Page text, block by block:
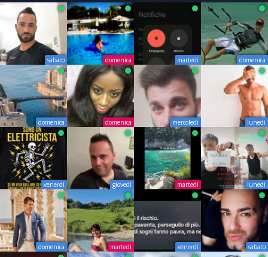
sabato domenica martedì domenica
domenica domenica mercoledì lunedì
venerdì giovedì martedì lunedì
domenica martedì venerdì sabato